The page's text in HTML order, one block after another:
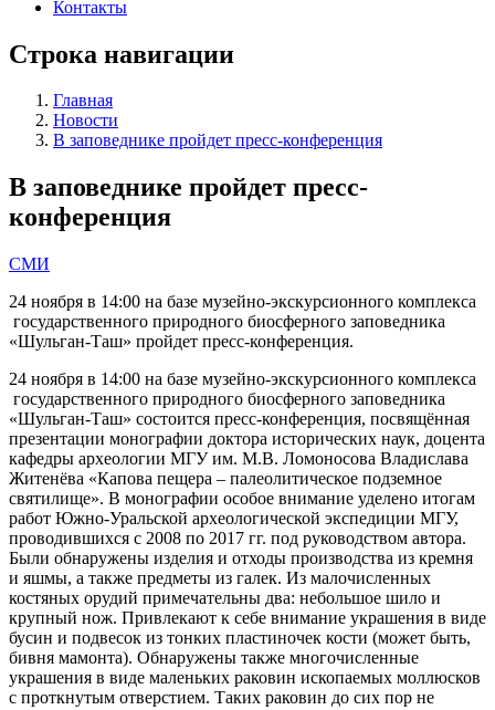
Контакты
Строка навигации
Главная
Новости
В заповеднике пройдет пресс-конференция
В заповеднике пройдет пресс-
конференция
СМИ
24 ноября в 14:00 на базе музейно-экскурсионного комплекса
государственного природного биосферного заповедника
«Шульган-Таш» пройдет пресс-конференция.
24 ноября в 14:00 на базе музейно-экскурсионного комплекса
государственного природного биосферного заповедника
«Шульган-Таш» состоится пресс-конференция, посвящённая
презентации монографии доктора исторических наук, доцента
кафедры археологии МГУ им. М.В. Ломоносова Владислава
Житенёва «Капова пещера – палеолитическое подземное
святилище». В монографии особое внимание уделено итогам
работ Южно-Уральской археологической экспедиции МГУ,
проводившихся с 2008 по 2017 гг. под руководством автора.
Были обнаружены изделия и отходы производства из кремня
и яшмы, а также предметы из галек. Из малочисленных
костяных орудий примечательны два: небольшое шило и
крупный нож. Привлекают к себе внимание украшения в виде
бусин и подвесок из тонких пластиночек кости (может быть,
бивня мамонта). Обнаружены также многочисленные
украшения в виде маленьких раковин ископаемых моллюсков
с проткнутым отверстием. Таких раковин до сих пор не